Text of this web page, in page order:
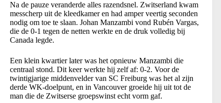
Na de pauze veranderde alles razendsnel. Zwitserland kwam
messcherp uit de kleedkamer en had amper veertig seconden
nodig om toe te slaan. Johan Manzambi vond Rubén Vargas,
die de 0-1 tegen de netten werkte en de druk volledig bij
Canada legde.
Een klein kwartier later was het opnieuw Manzambi die
centraal stond. Dit keer werkte hij zelf af: 0-2. Voor de
twintigjarige middenvelder van SC Freiburg was het al zijn
derde WK-doelpunt, en in Vancouver groeide hij uit tot de
man die de Zwitserse groepswinst echt vorm gaf.